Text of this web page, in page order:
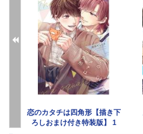
恋のカタチは四角形【描き下
ろしおまけ付き特装版】 1